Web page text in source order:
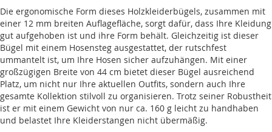
Die ergonomische Form dieses Holzkleiderbügels, zusammen mit
einer 12 mm breiten Auflagefläche, sorgt dafür, dass Ihre Kleidung
gut aufgehoben ist und ihre Form behält. Gleichzeitig ist dieser
Bügel mit einem Hosensteg ausgestattet, der rutschfest
ummantelt ist, um Ihre Hosen sicher aufzuhängen. Mit einer
großzügigen Breite von 44 cm bietet dieser Bügel ausreichend
Platz, um nicht nur Ihre aktuellen Outfits, sondern auch Ihre
gesamte Kollektion stilvoll zu organisieren. Trotz seiner Robustheit
ist er mit einem Gewicht von nur ca. 160 g leicht zu handhaben
und belastet Ihre Kleiderstangen nicht übermäßig.